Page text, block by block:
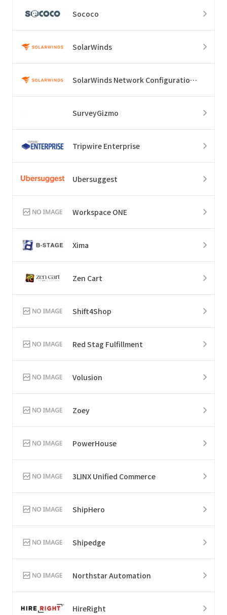
Sococo
SolarWinds
SolarWinds Network Configuration Manager
SurveyGizmo
Tripwire Enterprise
Ubersuggest
Workspace ONE
Xima
Zen Cart
Shift4Shop
Red Stag Fulfillment
Volusion
Zoey
PowerHouse
3LINX Unified Commerce
ShipHero
Shipedge
Northstar Automation
HireRight